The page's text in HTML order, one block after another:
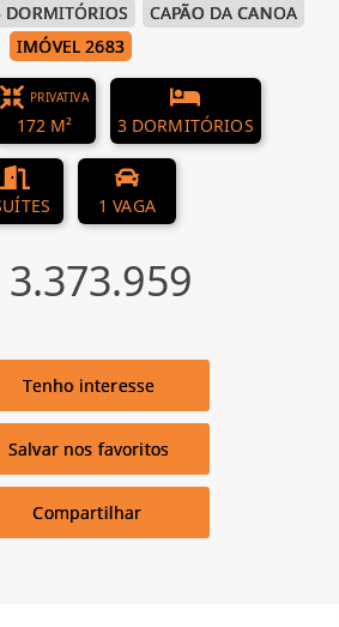
DORMITÓRIOS
CAPÃO DA CANOA
IMÓVEL 2683
PRIVATIVA
172 M² 3 DORMITÓRIOS
1 VAGA
3.373.959
Tenho interesse
Salvar nos favoritos
Compartilhar